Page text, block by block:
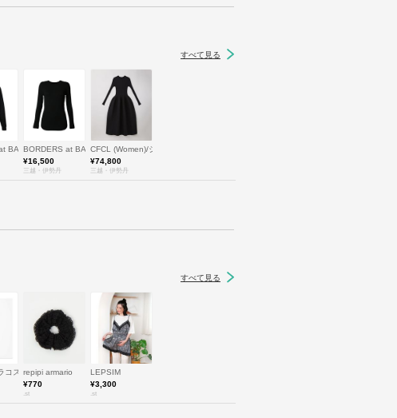
すべて見る
ルBALCONY (Women)/ボーダーズアットバルコニー
BORDERS at BALCONY (Women)/ボーダーズアットバルコニー
¥16,500
三越・伊勢丹
CFCL (Women)/シーエフシーエル
¥74,800
三越・伊勢丹
すべて見る
ェルクラン
コステrepipi armario
¥770
.st
LEPSIM
¥3,300
.st